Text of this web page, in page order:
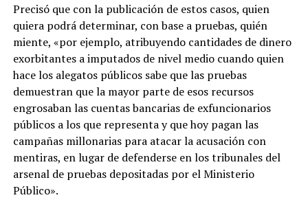
Precisó que con la publicación de estos casos, quien
quiera podrá determinar, con base a pruebas, quién
miente, «por ejemplo, atribuyendo cantidades de dinero
exorbitantes a imputados de nivel medio cuando quien
hace los alegatos públicos sabe que las pruebas
demuestran que la mayor parte de esos recursos
engrosaban las cuentas bancarias de exfuncionarios
públicos a los que representa y que hoy pagan las
campañas millonarias para atacar la acusación con
mentiras, en lugar de defenderse en los tribunales del
arsenal de pruebas depositadas por el Ministerio
Público».